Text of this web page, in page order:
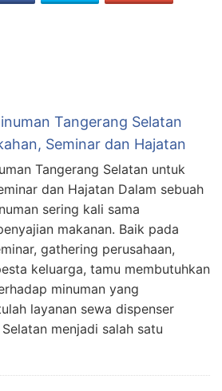
Tangerang Selatan
Seminar dan Hajatan
Tangerang Selatan untuk
dan Hajatan Dalam sebuah
sering kali sama
makanan. Baik pada
gathering perusahaan,
keluarga, tamu membutuhkan
minuman yang
layanan sewa dispenser
menjadi salah satu